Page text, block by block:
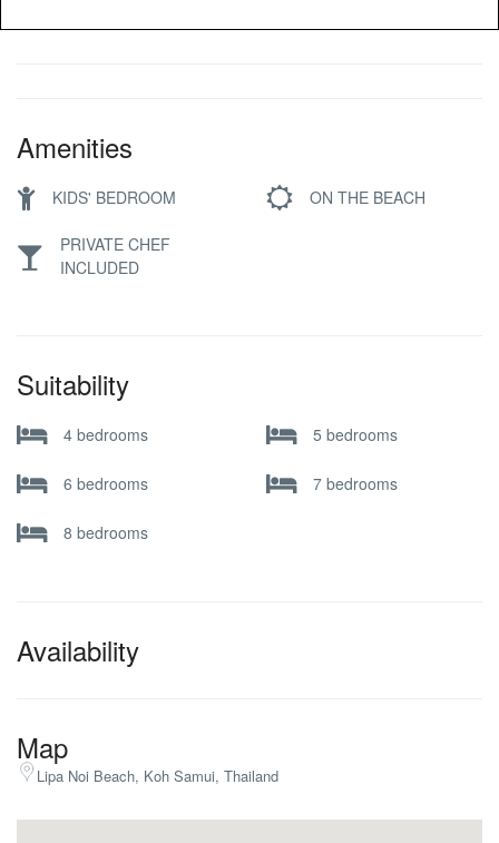
Amenities
KIDS' BEDROOM ON THE BEACH
PRIVATE CHEF
INCLUDED
Suitability
4 bedrooms 5 bedrooms
6 bedrooms 7 bedrooms
8 bedrooms
Availability
Map
Lipa Noi Beach, Koh Samui, Thailand